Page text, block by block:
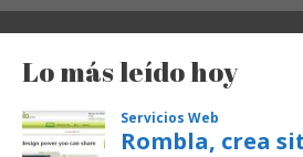
Lo más leído hoy